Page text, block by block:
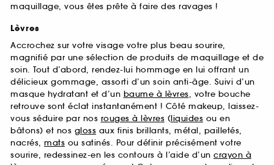
maquillage, vous êtes prête à faire des ravages !
Lèvres
Accrochez sur votre visage votre plus beau sourire,
magnifié par une sélection de produits de maquillage et de
soin. Tout d’abord, rendez-lui hommage en lui offrant un
délicieux gommage, assorti d’un soin anti-âge. Suivi d’un
masque hydratant et d’un baume à lèvres, votre bouche
retrouve sont éclat instantanément ! Côté makeup, laissez-
vous séduire par nos rouges à lèvres (liquides ou en
bâtons) et nos gloss aux finis brillants, métal, pailletés,
nacrés, mats ou satinés. Pour définir précisément votre
sourire, redessinez-en les contours à l’aide d’un crayon à